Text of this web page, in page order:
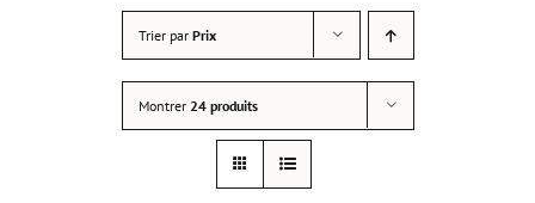
Trier par Prix
Montrer 24 produits